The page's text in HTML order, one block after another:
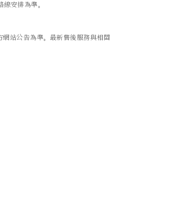
安排為準。
站公告為準。最新售後服務與相關